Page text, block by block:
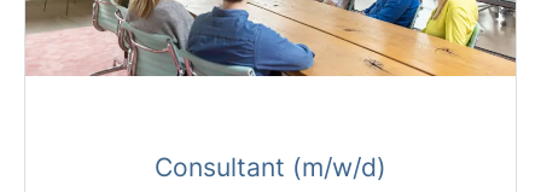
Consultant (m/w/d)